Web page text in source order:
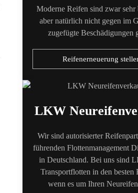
Moderne Reifen sind zwar sehr
aber natürlich nicht gegen im
zugefügte Beschädigungen
Reifenerneuerung
LKW
Wir sind autorisierter
führenden Flottenmanagement
in Deutschland. Bei uns sind
Transportflotten in den besten
wenn es um Ihren